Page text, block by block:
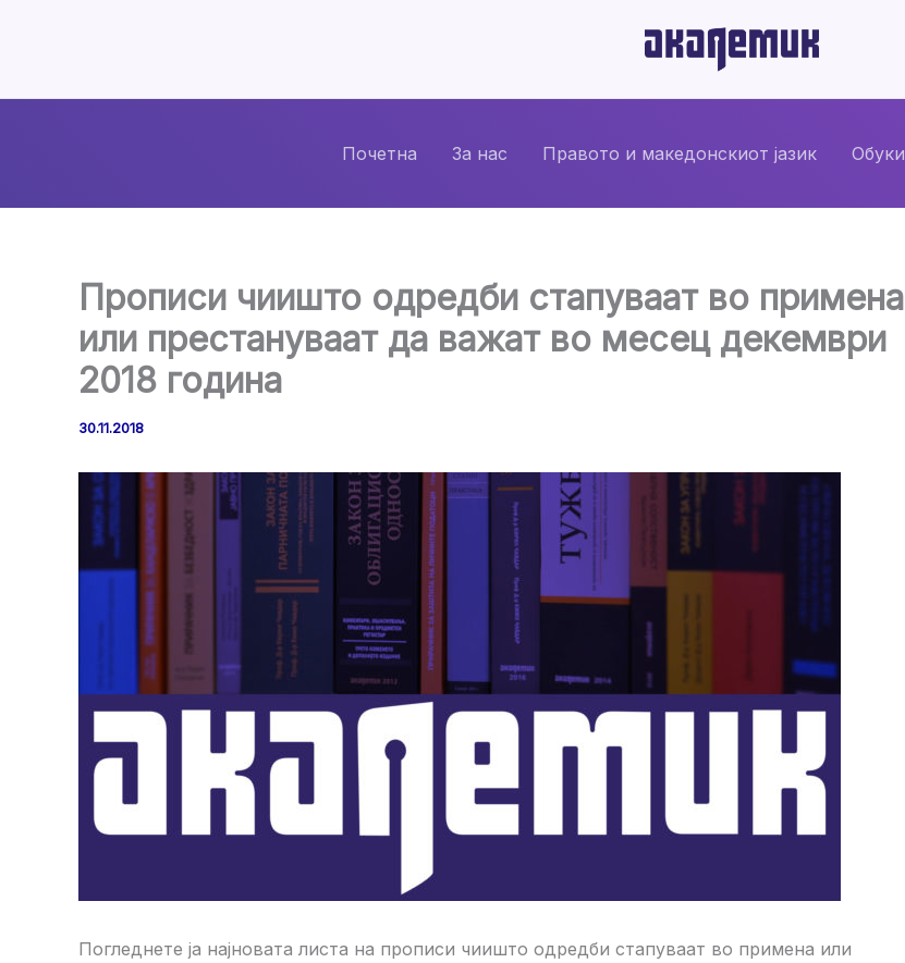
Почетна За нас Правото и македонскиот јазик Обуки
Прописи чиишто одредби стапуваат во примена
или престануваат да важат во месец декември
2018 година
30.11.2018
Погледнете ја најновата листа на прописи чиишто одредби стапуваат во примена или